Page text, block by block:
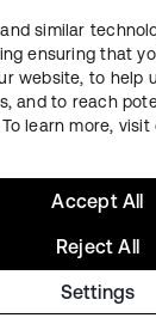
confidentialité
du siteSécurité
Tous droits
similar
ensuring that
website, to help
and to reach
learn more, visit
Settings
Reject All
Accept All